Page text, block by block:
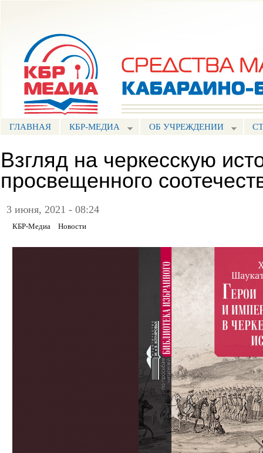
ГЛАВНАЯ КБР-МЕДИА ОБ УЧРЕЖДЕНИИ
Взгляд на черкесскую
просвещенного
3 июня, 2021 - 08:24
КБР-Медиа Новости